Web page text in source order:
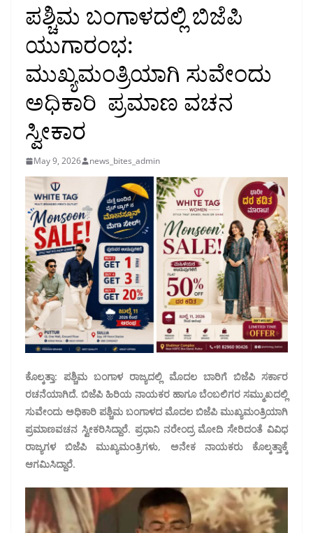
ಪಶ್ಚಿಮ ಬಂಗಾಳದಲ್ಲಿ ಬಿಜೆಪಿ
ಯುಗಾರಂಭ:
ಮುಖ್ಯಮಂತ್ರಿಯಾಗಿ ಸುವೇಂದು
ಅಧಿಕಾರಿ ಪ್ರಮಾಣ ವಚನ
ಸ್ವೀಕಾರ
May 9, 2026 news_bites_admin
ಕೊಲ್ಕತ್ತಾ: ಪಶ್ಚಿಮ ಬಂಗಾಳ ರಾಜ್ಯದಲ್ಲಿ ಮೊದಲ ಬಾರಿಗೆ ಬಿಜೆಪಿ ಸರ್ಕಾರ
ರಚನೆಯಾಗಿದೆ. ಬಿಜೆಪಿ ಹಿರಿಯ ನಾಯಕರ ಹಾಗೂ ಬೆಂಬಲಿಗರ ಸಮ್ಮುಖದಲ್ಲಿ
ಸುವೇಂದು ಅಧಿಕಾರಿ ಪಶ್ಚಿಮ ಬಂಗಾಳದ ಮೊದಲ ಬಿಜೆಪಿ ಮುಖ್ಯಮಂತ್ರಿಯಾಗಿ
ಪ್ರಮಾಣವಚನ ಸ್ವೀಕರಿಸಿದ್ದಾರೆ. ಪ್ರಧಾನಿ ನರೇಂದ್ರ ಮೋದಿ ಸೇರಿದಂತೆ ವಿವಿಧ
ರಾಜ್ಯಗಳ ಬಿಜೆಪಿ ಮುಖ್ಯಮಂತ್ರಿಗಳು, ಅನೇಕ ನಾಯಕರು ಕೊಲ್ಕತ್ತಾಕ್ಕೆ
ಆಗಮಿಸಿದ್ದಾರೆ.